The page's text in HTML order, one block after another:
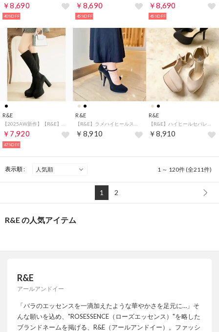
￥8,690
40%OFF
￥8,690
45%OFF
￥8,690
45%OFF
R&E
￥7,920
47%OFF
R&E
￥8,910
R&E
￥8,910
表示順 : 1 ～ 120件 (全211件)
1 2
R&E の人気アイテム
R&E
アールアンドイー
「バラのエッセンスを一滴加えたような華やかさを足元に…」そ
んな願いを込め、"ROSESSENCE（ローズエッセンス）"を略した
ブランドネームを掲げる、R&E（アールアンドイー）。ファッシ